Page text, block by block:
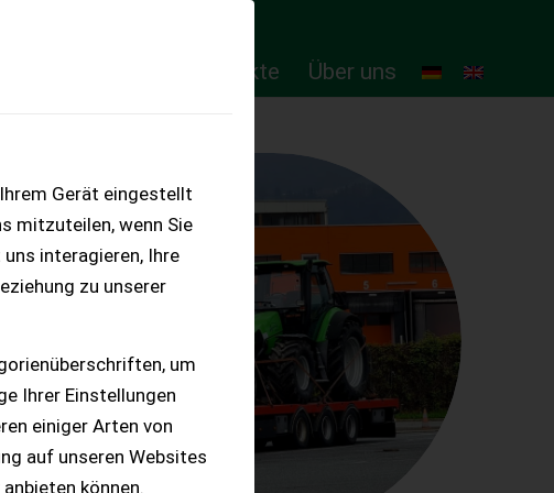
Gerät eingestellt
mitzuteilen, wenn Sie
interagieren, Ihre
zu unserer
um
Ihrer Einstellungen
einiger Arten von
auf unseren Websites
können.
Online-Produkte Über uns